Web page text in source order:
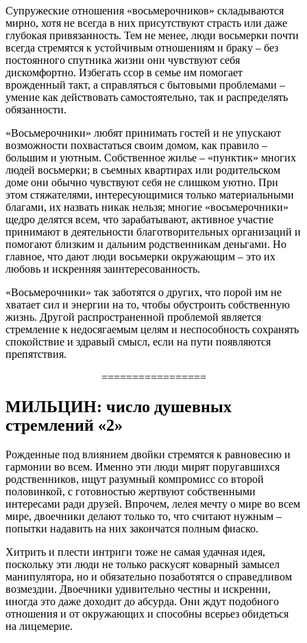
Супружеские отношения «восьмерочников» складываются
мирно, хотя не всегда в них присутствуют страсть или даже
глубокая привязанность. Тем не менее, люди восьмерки почти
всегда стремятся к устойчивым отношениям и браку – без
постоянного спутника жизни они чувствуют себя
дискомфортно. Избегать ссор в семье им помогает
врожденный такт, а справляться с бытовыми проблемами –
умение как действовать самостоятельно, так и распределять
обязанности.
«Восьмерочники» любят принимать гостей и не упускают
возможности похвастаться своим домом, как правило –
большим и уютным. Собственное жилье – «пунктик» многих
людей восьмерки; в съемных квартирах или родительском
доме они обычно чувствуют себя не слишком уютно. При
этом стяжателями, интересующимися только материальными
благами, их назвать никак нельзя; многие «восьмерочники»
щедро делятся всем, что зарабатывают, активное участие
принимают в деятельности благотворительных организаций и
помогают близким и дальним родственникам деньгами. Но
главное, что дают люди восьмерки окружающим – это их
любовь и искренняя заинтересованность.
«Восьмерочники» так заботятся о других, что порой им не
хватает сил и энергии на то, чтобы обустроить собственную
жизнь. Другой распространенной проблемой является
стремление к недосягаемым целям и неспособность сохранять
спокойствие и здравый смысл, если на пути появляются
препятствия.
=================
МИЛЬЦИН: число душевных
стремлений «2»
Рожденные под влиянием двойки стремятся к равновесию и
гармонии во всем. Именно эти люди мирят поругавшихся
родственников, ищут разумный компромисс со второй
половинкой, с готовностью жертвуют собственными
интересами ради друзей. Впрочем, лелея мечту о мире во всем
мире, двоечники делают только то, что считают нужным –
попытки надавить на них закончатся полным фиаско.
Хитрить и плести интриги тоже не самая удачная идея,
поскольку эти люди не только раскусят коварный замысел
манипулятора, но и обязательно позаботятся о справедливом
возмездии. Двоечники удивительно честны и искренни,
иногда это даже доходит до абсурда. Они ждут подобного
отношения и от окружающих и способны всерьез обидеться
на лицемерие.